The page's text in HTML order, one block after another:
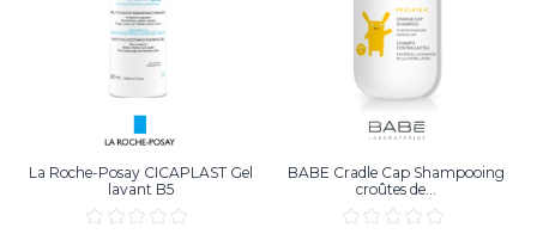
La Roche-Posay CICAPLAST Gel
lavant B5
BABE Cradle Cap Shampooing
croûtes de...